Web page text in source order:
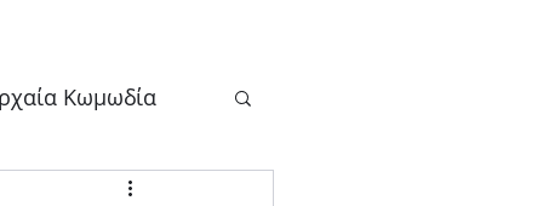
Κωμωδία